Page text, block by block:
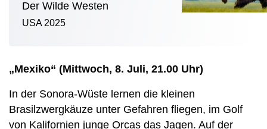
Der Wilde Westen
USA 2025
„Mexiko“ (Mittwoch, 8. Juli, 21.00 Uhr)
In der Sonora-Wüste lernen die kleinen
Brasilzwergkäuze unter Gefahren fliegen, im Golf
von Kalifornien junge Orcas das Jagen. Auf der